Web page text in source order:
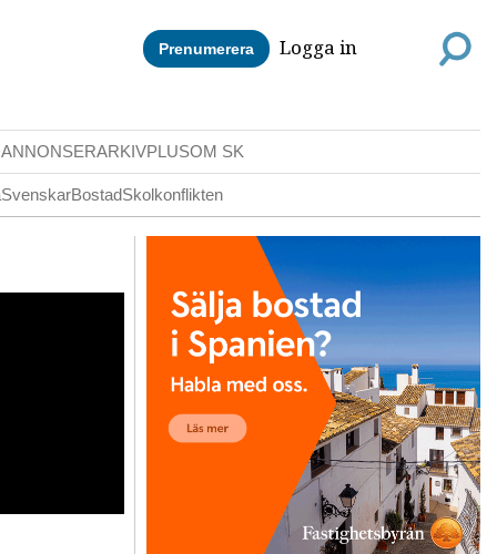
Prenumerera Logga in
ARKIVPLUSOM SK
SvenskarBostadSkolkonflikten